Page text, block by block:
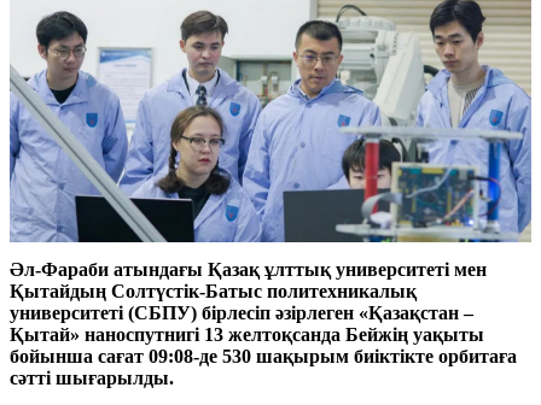
Әл-Фараби атындағы Қазақ ұлттық университеті мен
Қытайдың Солтүстік-Батыс политехникалық
университеті (СБПУ) бірлесіп әзірлеген «Қазақстан –
Қытай» наноспутнигі 13 желтоқсанда Бейжің уақыты
бойынша сағат 09:08-де 530 шақырым биіктікте орбитаға
сәтті шығарылды.